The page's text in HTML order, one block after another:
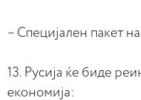
– Специјален пакет
13. Русија ќе биде
економија: